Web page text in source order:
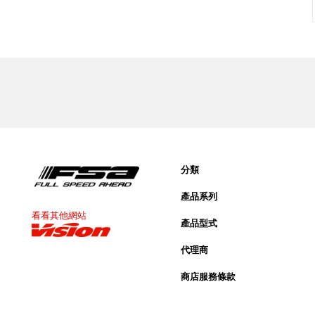
看看其他網站
分類
產品系列
產品型式
代理商
商店服務條款